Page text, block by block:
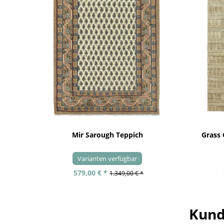
Mir Sarough Teppich
Varianten verfügbar
579,00 € * 1.349,00 € *
Grass